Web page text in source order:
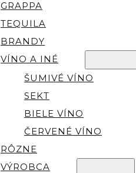
GRAPPA
TEQUILA
BRANDY
VÍNO A INÉ
ŠUMIVÉ VÍNO
SEKT
BIELE VÍNO
ČERVENÉ VÍNO
RÔZNE
VÝROBCA